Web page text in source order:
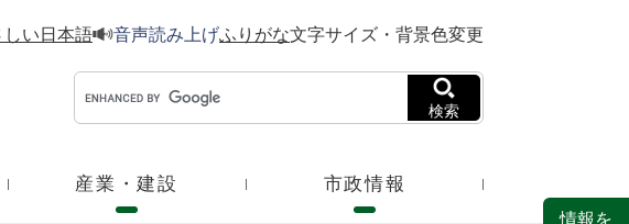
しい日本語 音声読み上げふりがな文字サイズ・背景色変更
検索
産業・建設 市政情報
情報を